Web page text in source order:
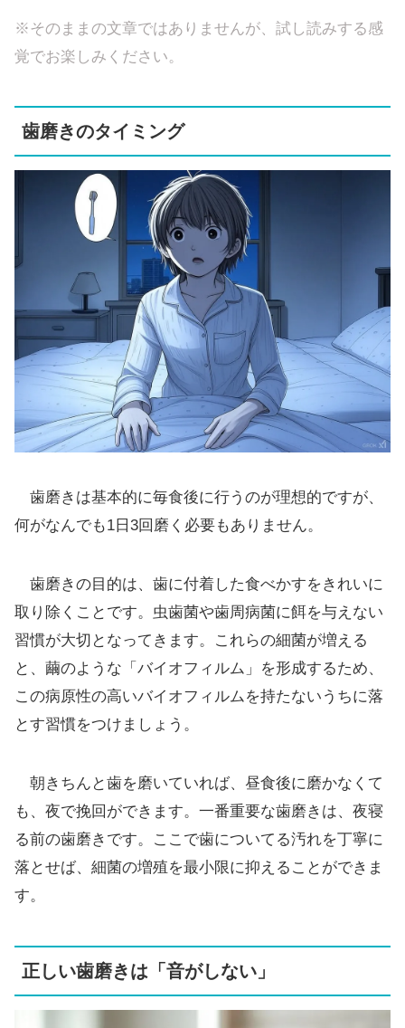
※そのままの文章ではありませんが、試し読みする感
覚でお楽しみください。
歯磨きのタイミング
歯磨きは基本的に毎食後に行うのが理想的ですが、
何がなんでも1日3回磨く必要もありません。
歯磨きの目的は、歯に付着した食べかすをきれいに
取り除くことです。虫歯菌や歯周病菌に餌を与えない
習慣が大切となってきます。これらの細菌が増える
と、繭のような「バイオフィルム」を形成するため、
この病原性の高いバイオフィルムを持たないうちに落
とす習慣をつけましょう。
朝きちんと歯を磨いていれば、昼食後に磨かなくて
も、夜で挽回ができます。一番重要な歯磨きは、夜寝
る前の歯磨きです。ここで歯についてる汚れを丁寧に
落とせば、細菌の増殖を最小限に抑えることができま
す。
正しい歯磨きは「音がしない」